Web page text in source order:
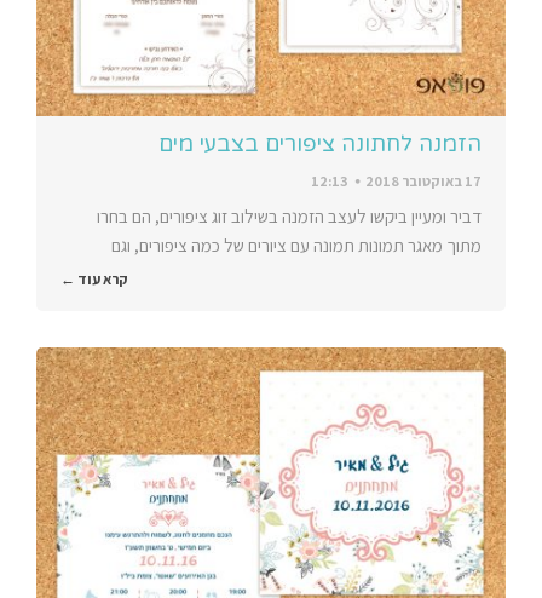
הזמנה לחתונה ציפורים בצבעי מים
17 באוקטובר 2018 12:13
דביר ומעיין ביקשו לעצב הזמנה בשילוב זוג ציפורים, הם בחרו
מתוך מאגר תמונות תמונה עם ציורים של כמה ציפורים, וגם
קרא עוד ←